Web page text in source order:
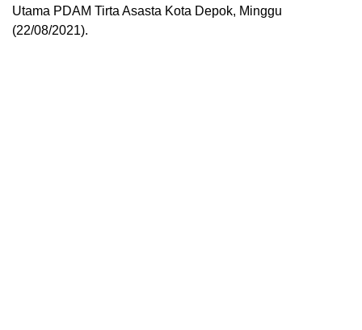
Utama PDAM Tirta Asasta Kota Depok, Minggu
(22/08/2021).